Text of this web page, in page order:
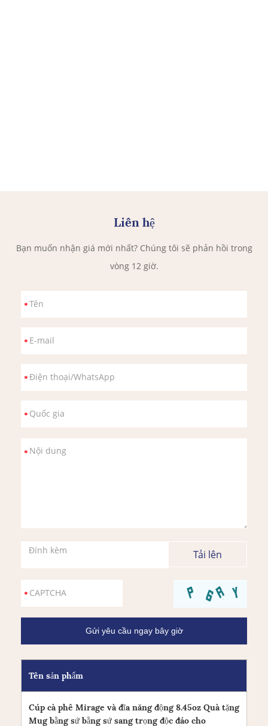
Liên hệ
Bạn muốn nhận giá mới nhất? Chúng tôi sẽ phản hồi trong
vòng 12 giờ.
Đính kèm
Tên sản phẩm
Cúp cà phê Mirage và đĩa năng động 8.45oz Quà tặng
Mug bằng sứ bằng sứ sang trọng độc đáo cho